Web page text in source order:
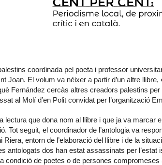
coordinada pel poeta i professor
Joan. El volum va néixer a partir d’un altre llibre,
Fernández cercàs altres creadors palestins
al Molí d’en Polit convidat per l’organització
lectura que dona nom al llibre i que ja va marcar
Tot seguit, el coordinador de l’antologia va
entorn de l’elaboració del llibre i de la
antologats dos han estat assassinats per l’estat
condició de poetes o de persones compromeses